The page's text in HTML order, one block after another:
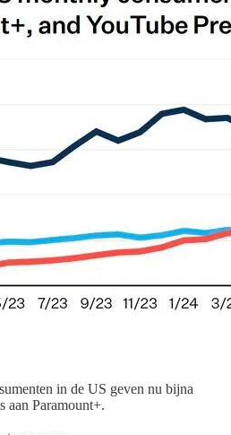
in de US geven nu bijna
aan Paramount+.